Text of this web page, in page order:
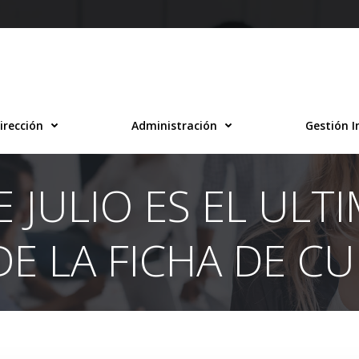
Administración Gestión
JULIO ES EL
LA FICHA DE